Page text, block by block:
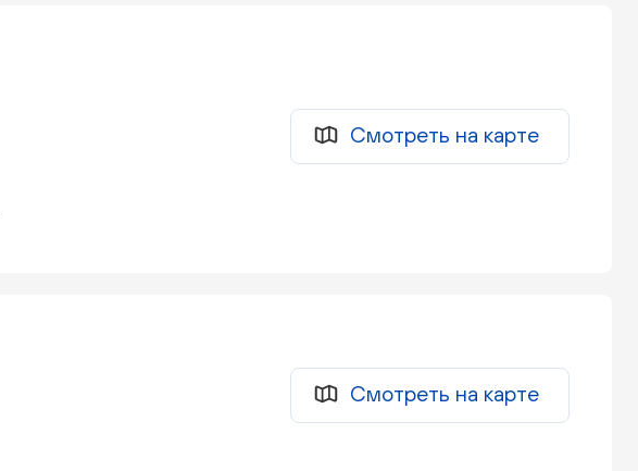
Смотреть на карте
Смотреть на карте